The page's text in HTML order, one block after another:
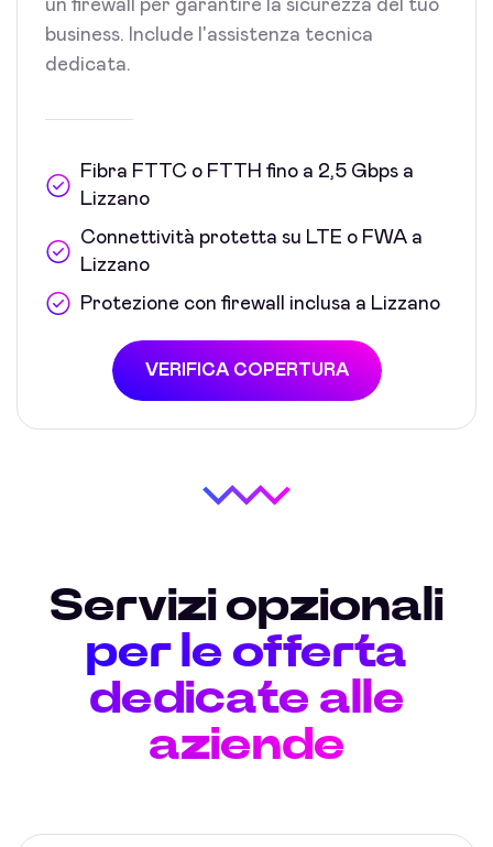
un firewall per garantire la sicurezza del tuo
business. Include l'assistenza tecnica
dedicata.
Fibra FTTC o FTTH fino a 2,5 Gbps a
Lizzano
Connettività protetta su LTE o FWA a
Lizzano
Protezione con firewall inclusa a Lizzano
VERIFICA COPERTURA
Servizi opzionali
per le offerta
dedicate alle
aziende